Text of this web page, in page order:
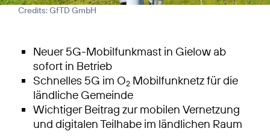
Credits: GfTD GmbH
Neuer 5G-Mobilfunkmast in Gielow ab
sofort in Betrieb
Schnelles 5G im O2 Mobilfunknetz für die
ländliche Gemeinde
Wichtiger Beitrag zur mobilen Vernetzung
und digitalen Teilhabe im ländlichen Raum